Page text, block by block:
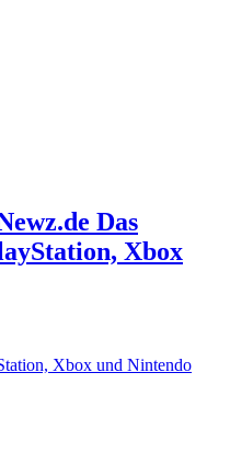
Das
Xbox
Xbox und Nintendo